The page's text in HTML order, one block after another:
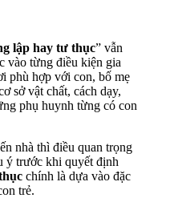
lập hay tư thục” vẫn
vào từng điều kiện gia
phù hợp với con, bố mẹ
sở vật chất, cách dạy,
phụ huynh từng có con
nhà thì điều quan trọng
ý trước khi quyết định
chính là dựa vào đặc
trẻ.